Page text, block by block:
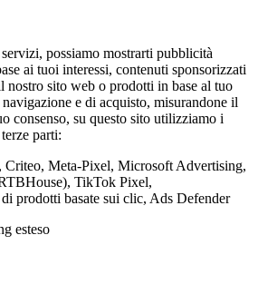
possiamo mostrarti pubblicità
ai tuoi interessi, contenuti sponsorizzati
nostro sito web o prodotti in base al tuo
e di acquisto, misurandone il
consenso, su questo sito utilizziamo i
parti:
Criteo, Meta-Pixel, Microsoft Advertising,
TikTok Pixel,
prodotti basate sui clic, Ads Defender
esteso